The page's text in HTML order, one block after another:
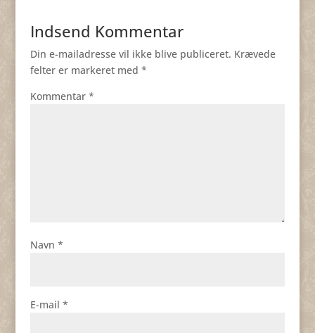
Indsend Kommentar
Din e-mailadresse vil ikke blive publiceret. Krævede
felter er markeret med *
Kommentar *
Navn *
E-mail *